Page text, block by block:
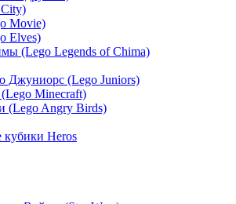
Movie)
Elves)
(Lego Legends of Chima)
Джуниорс (Lego Juniors)
Minecraft)
(Lego Angry Birds)
кубики Heros